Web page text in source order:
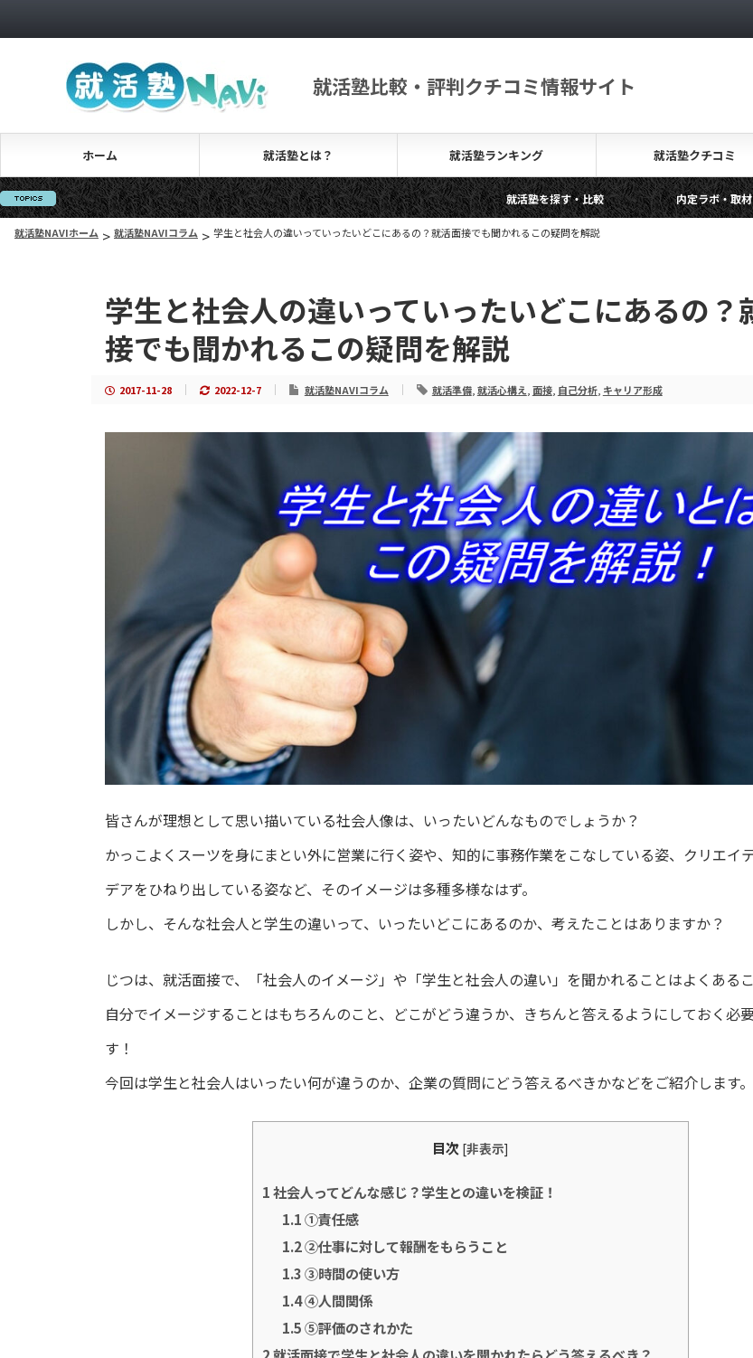
就活塾比較・評判クチコミ情報サイト
ホーム 就活塾とは？ 就活塾ランキング 就活塾クチコミ
就活塾を探す・比較 内定ラボ・取材レポート
無料の就活塾って？その背景やメリットデメリットを解説します
就活塾NAVIホーム > 就活塾NAVIコラム > 学生と社会人の違いっていったいどこにあるの？就活面接でも聞かれるこの疑問を解説
学生と社会人の違いっていったいどこにあるの？
接でも聞かれるこの疑問を解説
2017-11-28 2022-12-7 就活塾NAVIコラム 就活準備, 就活心構え 面接, 自己分析, キャリア形成
皆さんが理想として思い描いている社会人像は、いったいどんなものでしょうか？
かっこよくスーツを身にまとい外に営業に行く姿や、知的に事務作業をこなしている姿、クリエイ
デアをひねり出している姿など、そのイメージは多種多様なはず。
しかし、そんな社会人と学生の違いって、いったいどこにあるのか、考えたことはありますか？
じつは、就活面接で、「社会人のイメージ」や「学生と社会人の違い」を聞かれることはよくあるこ
自分でイメージすることはもちろんのこと、どこがどう違うか、きちんと答えるようにしておく必
す！
今回は学生と社会人はいったい何が違うのか、企業の質問にどう答えるべきかなどをご紹介します。
目次 [非表示]
1社会人ってどんな感じ？学生との違いを検証！
1.1①責任感
1.2②仕事に対して報酬をもらうこと
1.3③時間の使い方
1.4④人間関係
1.5⑤評価のされかた